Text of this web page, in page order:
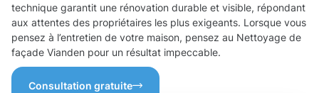
technique garantit une rénovation durable et visible, répondant
aux attentes des propriétaires les plus exigeants. Lorsque vous
pensez à l’entretien de votre maison, pensez au Nettoyage de
façade Vianden pour un résultat impeccable.
Consultation gratuite